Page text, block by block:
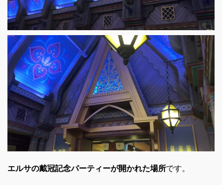
エルサの戴冠記念パーティーが開かれた場所です。